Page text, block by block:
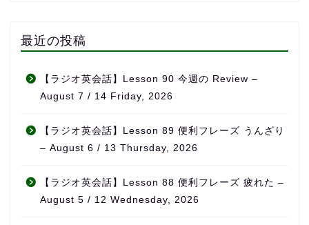
ら進めたい方におすすめです！
最近の投稿
【ラジオ英会話】Lesson 90 今週の Review –
August 7 / 14 Friday, 2026
【ラジオ英会話】Lesson 89 便利フレーズ うんざり
– August 6 / 13 Thursday, 2026
【ラジオ英会話】Lesson 88 便利フレーズ 疲れた –
August 5 / 12 Wednesday, 2026